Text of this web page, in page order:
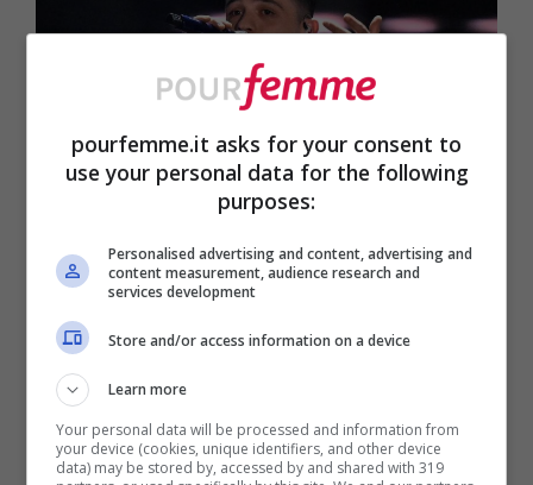
La carriera musicale di Olly, qui sul palco di Sanremo 2023
– foto Ansa – pourfemme.it
Il fatto che venga da Genova non è un
dettaglio da poco, è una città ricca a livello
artistico tanto che lui stesso ha raccontato
pourfemme.it asks for your consent to
use your personal data for the following
purposes:
Personalised advertising and content, advertising and
content measurement, audience research and
services development
Store and/or access information on a device
Learn more
Your personal data will be processed and information from
your device (cookies, unique identifiers, and other device
data) may be stored by, accessed by and shared with 319